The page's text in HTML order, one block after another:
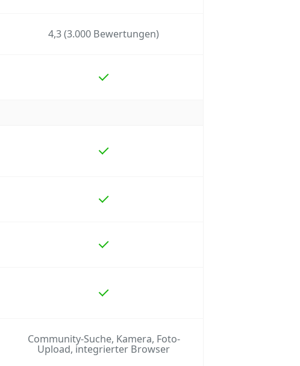
4,3 (3.000 Bewertungen)
Community-Suche, Kamera, Foto-
Upload, integrierter Browser